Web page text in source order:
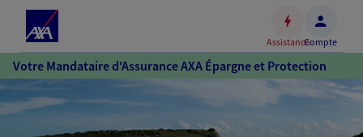
Accéder
au
Accéder
AssistanceCompte
Votre Mandataire d'Assurance AXA Épargne et Protection